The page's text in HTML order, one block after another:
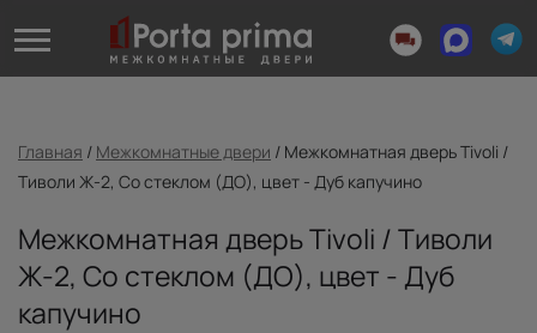
Главная / Межкомнатные двери / Межкомнатная дверь Tivoli /
Тиволи Ж-2, Со стеклом (ДО), цвет - Дуб капучино
Межкомнатная дверь Tivoli / Тиволи
Ж-2, Со стеклом (ДО), цвет - Дуб
капучино